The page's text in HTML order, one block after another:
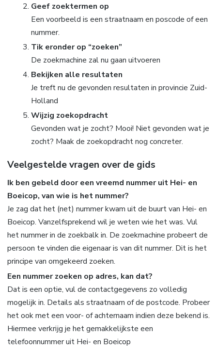
Geef zoektermen op
Een voorbeeld is een straatnaam en poscode of een
nummer.
Tik eronder op “zoeken”
De zoekmachine zal nu gaan uitvoeren
Bekijken alle resultaten
Je treft nu de gevonden resultaten in provincie Zuid-
Holland
Wijzig zoekopdracht
Gevonden wat je zocht? Mooi! Niet gevonden wat je
zocht? Maak de zoekopdracht nog concreter.
Veelgestelde vragen over de gids
Ik ben gebeld door een vreemd nummer uit Hei- en
Boeicop, van wie is het nummer?
Je zag dat het (net) nummer kwam uit de buurt van Hei- en
Boeicop. Vanzelfsprekend wil je weten wie het was. Vul
het nummer in de zoekbalk in. De zoekmachine probeert de
persoon te vinden die eigenaar is van dit nummer. Dit is het
principe van omgekeerd zoeken.
Een nummer zoeken op adres, kan dat?
Dat is een optie, vul de contactgegevens zo volledig
mogelijk in. Details als straatnaam of de postcode. Probeer
het ook met een voor- of achternaam indien deze bekend is.
Hiermee verkrijg je het gemakkelijkste een
telefoonnummer uit Hei- en Boeicop